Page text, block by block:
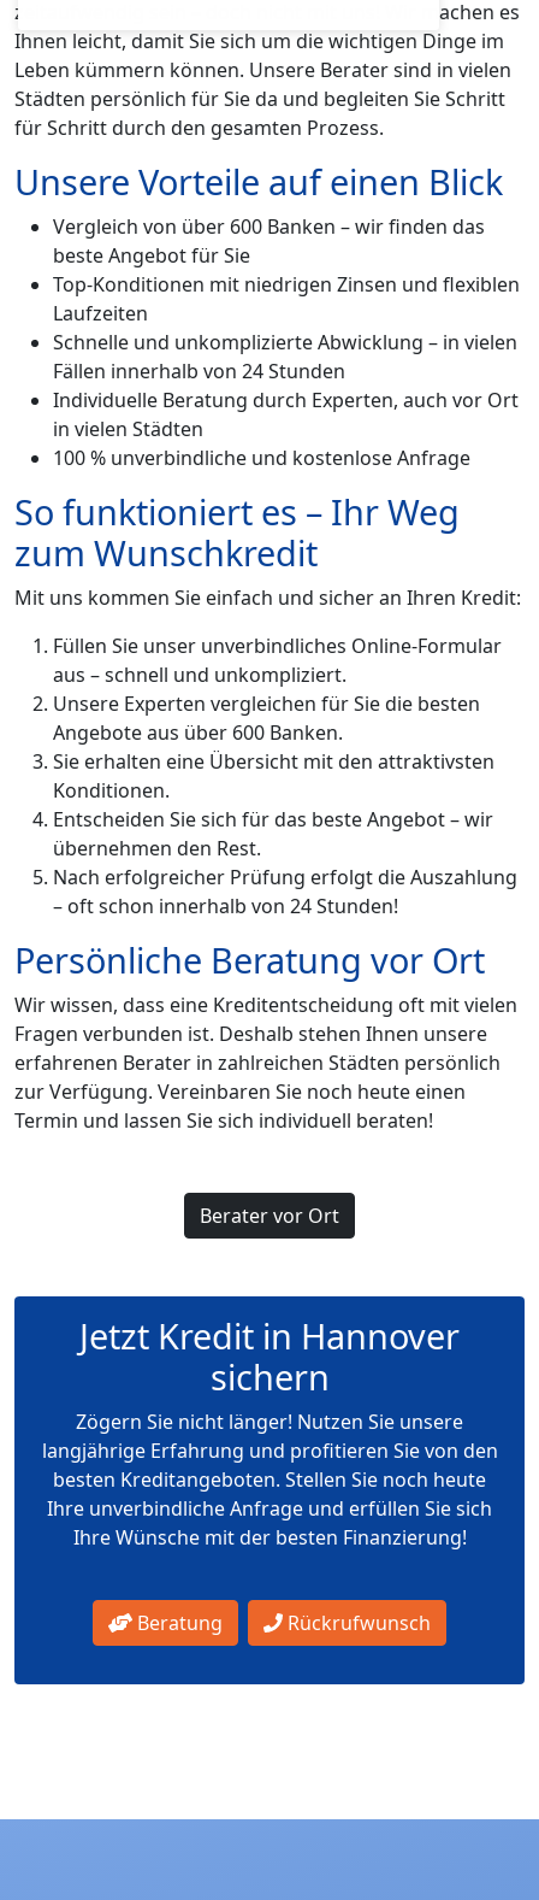
zeitaufwendig sein – doch nicht mit uns! Wir machen es
Ihnen leicht, damit Sie sich um die wichtigen Dinge im
Leben kümmern können. Unsere Berater sind in vielen
Städten persönlich für Sie da und begleiten Sie Schritt
für Schritt durch den gesamten Prozess.
Unsere Vorteile auf einen Blick
Vergleich von über 600 Banken – wir finden das
beste Angebot für Sie
Top-Konditionen mit niedrigen Zinsen und flexiblen
Laufzeiten
Schnelle und unkomplizierte Abwicklung – in vielen
Fällen innerhalb von 24 Stunden
Individuelle Beratung durch Experten, auch vor Ort
in vielen Städten
100 % unverbindliche und kostenlose Anfrage
So funktioniert es – Ihr Weg
zum Wunschkredit
Mit uns kommen Sie einfach und sicher an Ihren Kredit:
Füllen Sie unser unverbindliches Online-Formular
aus – schnell und unkompliziert.
Unsere Experten vergleichen für Sie die besten
Angebote aus über 600 Banken.
Sie erhalten eine Übersicht mit den attraktivsten
Konditionen.
Entscheiden Sie sich für das beste Angebot – wir
übernehmen den Rest.
Nach erfolgreicher Prüfung erfolgt die Auszahlung
– oft schon innerhalb von 24 Stunden!
Persönliche Beratung vor Ort
Wir wissen, dass eine Kreditentscheidung oft mit vielen
Fragen verbunden ist. Deshalb stehen Ihnen unsere
erfahrenen Berater in zahlreichen Städten persönlich
zur Verfügung. Vereinbaren Sie noch heute einen
Termin und lassen Sie sich individuell beraten!
Berater vor Ort
Jetzt Kredit in Hannover
sichern
Zögern Sie nicht länger! Nutzen Sie unsere
langjährige Erfahrung und profitieren Sie von den
besten Kreditangeboten. Stellen Sie noch heute
Ihre unverbindliche Anfrage und erfüllen Sie sich
Ihre Wünsche mit der besten Finanzierung!
Beratung Rückrufwunsch